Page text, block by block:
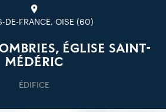
DE-FRANCE, OISE (60)
ÉGLISE SAINT-
MÉDÉRIC
ÉDIFICE